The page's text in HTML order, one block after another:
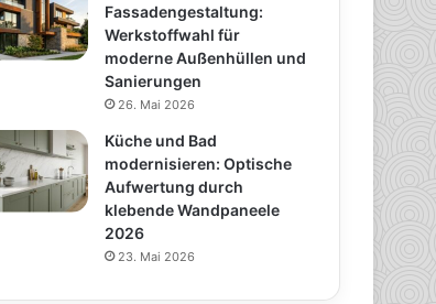
Fassadengestaltung:
Werkstoffwahl für
moderne Außenhüllen und
Sanierungen
26. Mai 2026
Küche und Bad
modernisieren: Optische
Aufwertung durch
klebende Wandpaneele
2026
23. Mai 2026